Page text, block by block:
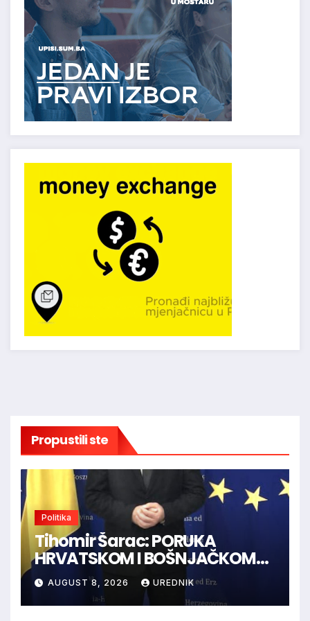
Propustili ste
Politika
Tihomir Šarac: PORUKA
HRVATSKOM I BOŠNJAČKOM
NARODU U BiH
AUGUST 8, 2026 UREDNIK